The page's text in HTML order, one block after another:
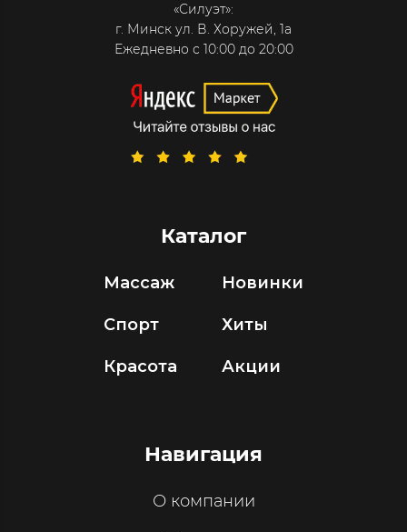
«Силуэт»:
г. Минск ул. В. Хоружей, 1а
Ежедневно с 10:00 до 20:00
Каталог
Массаж
Спорт
Красота
Новинки
Хиты
Акции
Навигация
О компании